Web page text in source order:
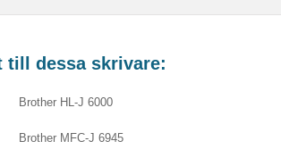
till dessa skrivare:
Brother HL-J 6000
Brother MFC-J 6945